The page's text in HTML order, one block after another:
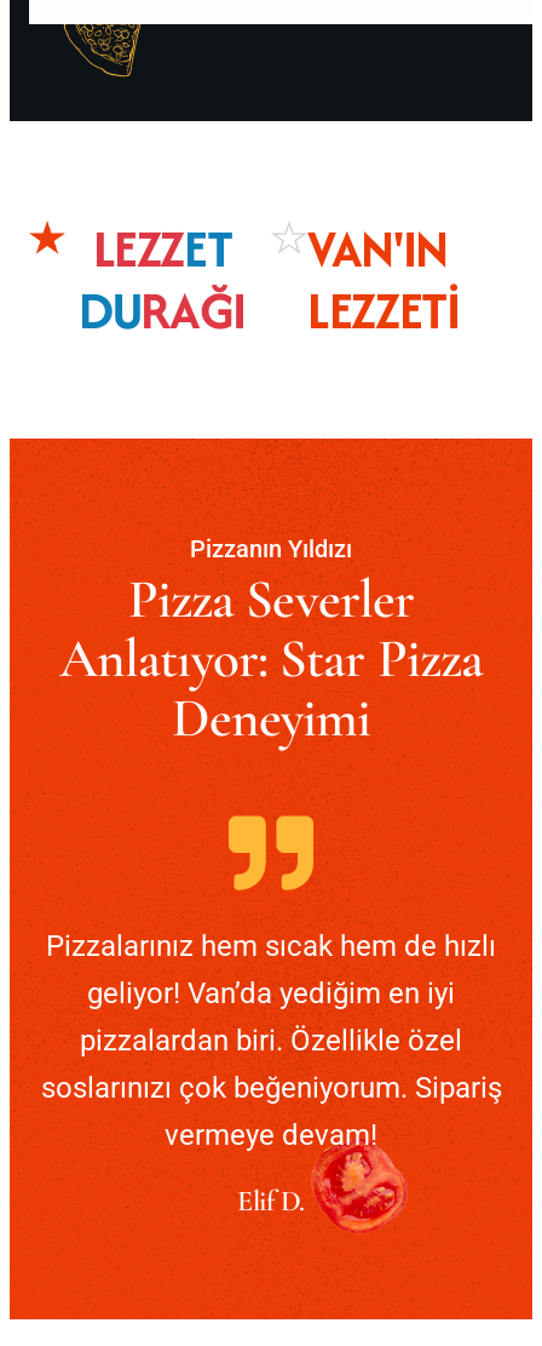
LEZZET
DURAĞI
VAN'IN
LEZZETI
Pizzanın Yıldızı
Pizza Severler
Anlatıyor: Star Pizza
Deneyimi
Pizzalarınız hem sıcak hem de hızlı
geliyor! Van’da yediğim en iyi
pizzalardan biri. Özellikle özel
soslarınızı çok beğeniyorum. Sipariş
vermeye devam!
Elif D.